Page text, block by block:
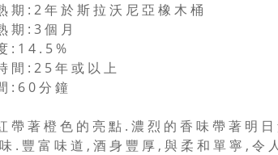
期 : 2 年 於 斯 拉 沃 尼 亞 橡 木 桶
期 : 3 個 月
: 1 4 . 5 %
間 : 2 5 年 或 以 上
: 6 0 分 鐘
帶 著 橙 色 的 亮 點 . 濃 烈 的 香 味 帶 著 明
. 豐 富 味 道 , 酒 身 豐 厚 , 與 柔 和 單 寧 , 令